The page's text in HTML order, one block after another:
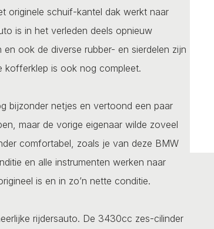
originele schuif-kantel dak werkt naar
is in het verleden deels opnieuw
ook de diverse rubber- en sierdelen zijn
kofferklep is ook nog compleet.
bijzonder netjes en vertoond een paar
maar de vorige eigenaar wilde zoveel
comfortabel, zoals je van deze BMW
en alle instrumenten werken naar
is en in zo’n nette conditie.
rijdersauto. De 3430cc zes-cilinder